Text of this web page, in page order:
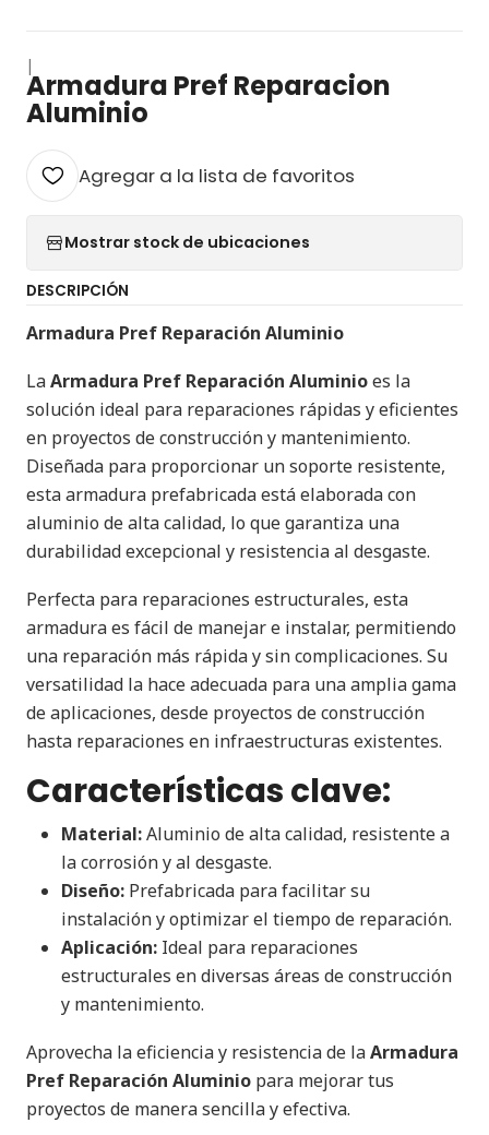
|
Armadura Pref Reparacion
Aluminio
Agregar a la lista de favoritos
Mostrar stock de ubicaciones
DESCRIPCIÓN
Armadura Pref Reparación Aluminio
LaArmadura Pref Reparación Aluminioes la
solución ideal para reparaciones rápidas y eficientes
en proyectos de construcción y mantenimiento.
Diseñada para proporcionar un soporte resistente,
esta armadura prefabricada está elaborada con
aluminio de alta calidad, lo que garantiza una
durabilidad excepcional y resistencia al desgaste.
Perfecta para reparaciones estructurales, esta
armadura es fácil de manejar e instalar, permitiendo
una reparación más rápida y sin complicaciones. Su
versatilidad la hace adecuada para una amplia gama
de aplicaciones, desde proyectos de construcción
hasta reparaciones en infraestructuras existentes.
Características clave:
Material:Aluminio de alta calidad, resistente a
la corrosión y al desgaste.
Diseño: Prefabricada para facilitar su
instalación y optimizar el tiempo de reparación.
Aplicación: Ideal para reparaciones
estructurales en diversas áreas de construcción
y mantenimiento.
Aprovecha la eficiencia y resistencia de laArmadura
Pref Reparación Aluminio para mejorar tus
proyectos de manera sencilla y efectiva.